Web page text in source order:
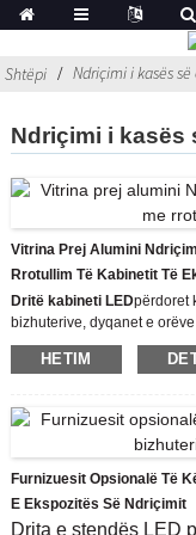
Shtëpi Ndriçimi i kasës
Ndriçimi i kasës
Vitrina Prej Alumini
Rrotullim Të Kabinetit Të
Dritë kabineti LEDpërdoret
bizhuterive, dyqanet e
Modeli: CHIA-8426-14W
Temperatura e ngjyrave:
Duhet të mundësohet nga
Drita LED në këmbë përdor
mbi ndriçimin LED të
veshjet e modës, dhe është
mbështetësja e ekranit,
dhe duke tërhequr
HETIM
Furnizuesit Opsionalë Të
E Ekspozitës Së Ndriçimit
Drita e stendës LED